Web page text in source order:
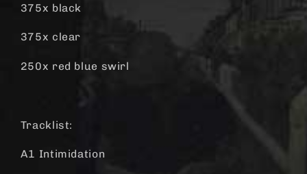
375x black
375x clear
250x red blue swirl
Tracklist:
A1 Intimidation